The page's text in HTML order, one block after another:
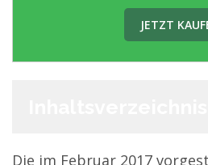
JETZT
Die im Februar 2017